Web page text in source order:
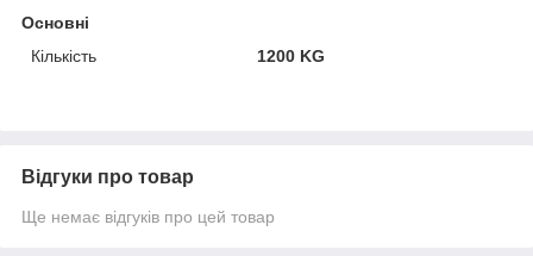
Основні
Кількість
1200 KG
Відгуки про товар
Ще немає відгуків про цей товар